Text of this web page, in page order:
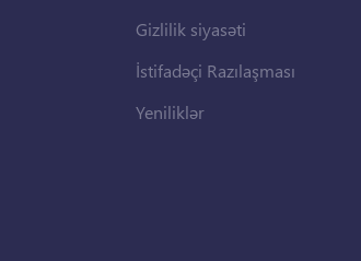
Gizlilik siyasəti
İstifadəçi Razılaşması
Yeniliklər